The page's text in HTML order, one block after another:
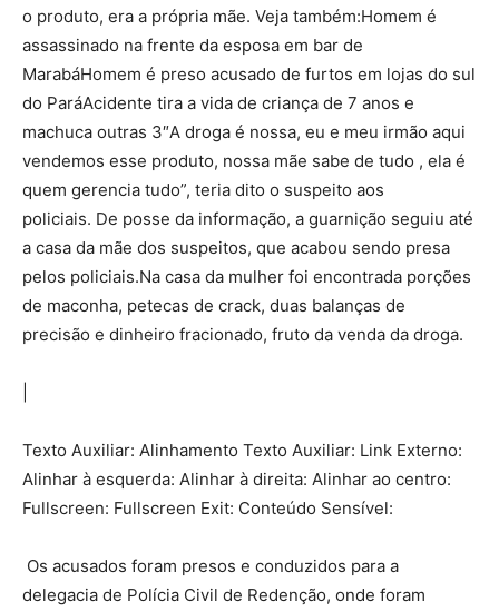
o produto, era a própria mãe. Veja também:Homem é
assassinado na frente da esposa em bar de
MarabáHomem é preso acusado de furtos em lojas do sul
do ParáAcidente tira a vida de criança de 7 anos e
machuca outras 3″A droga é nossa, eu e meu irmão aqui
vendemos esse produto, nossa mãe sabe de tudo , ela é
quem gerencia tudo”, teria dito o suspeito aos
policiais. De posse da informação, a guarnição seguiu até
a casa da mãe dos suspeitos, que acabou sendo presa
pelos policiais.Na casa da mulher foi encontrada porções
de maconha, petecas de crack, duas balanças de
precisão e dinheiro fracionado, fruto da venda da droga.
Texto Auxiliar: Alinhamento Texto Auxiliar: Link Externo:
Alinhar à esquerda: Alinhar à direita: Alinhar ao centro:
Fullscreen: Fullscreen Exit: Conteúdo Sensível:
Os acusados foram presos e conduzidos para a
delegacia de Polícia Civil de Redenção, onde foram